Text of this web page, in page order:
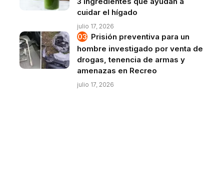
cuidar el hígado
julio 17, 2026
Prisión preventiva para un
hombre investigado por venta de
drogas, tenencia de armas y
amenazas en Recreo
julio 17, 2026